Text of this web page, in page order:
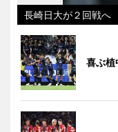
長崎日大が２回戦
喜ぶ